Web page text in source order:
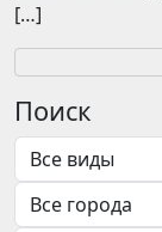
[…]
Поиск